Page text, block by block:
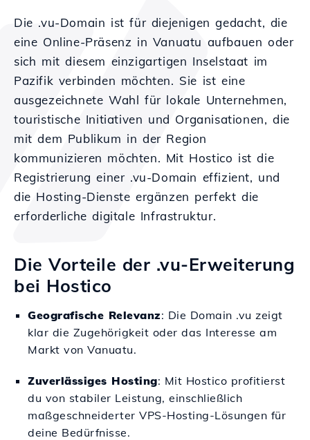
Die .vu-Domain ist für diejenigen gedacht, die
eine Online-Präsenz in Vanuatu aufbauen oder
sich mit diesem einzigartigen Inselstaat im
Pazifik verbinden möchten. Sie ist eine
ausgezeichnete Wahl für lokale Unternehmen,
touristische Initiativen und Organisationen, die
mit dem Publikum in der Region
kommunizieren möchten. Mit Hostico ist die
Registrierung einer .vu-Domain effizient, und
die Hosting-Dienste ergänzen perfekt die
erforderliche digitale Infrastruktur.
Die Vorteile der .vu-Erweiterung
bei Hostico
Geografische Relevanz: Die Domain .vu zeigt
klar die Zugehörigkeit oder das Interesse am
Markt von Vanuatu.
Zuverlässiges Hosting: Mit Hostico profitierst
du von stabiler Leistung, einschließlich
maßgeschneiderter VPS-Hosting-Lösungen für
deine Bedürfnisse.